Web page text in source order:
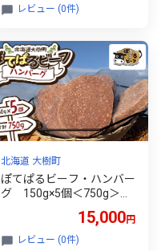
レビュー (0件)
北海道 大樹町
ぽてぱるビーフ・ハンバー
グ 150g×5個＜750g＞
15,000円
レビュー (0件)